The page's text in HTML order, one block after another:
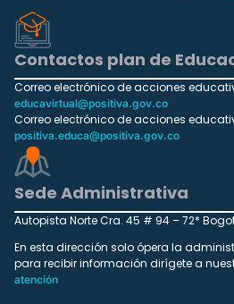
Contactos plan de
Correo electrónico de acciones
educavirtual@positiva.gov.co
Correo electrónico de acciones
positiva.educa@positiva.gov.co
Sede Administrativa
Autopista Norte Cra. 45 # 94 – 72*
En esta dirección solo ópera la
para recibir información dirígete a
atención